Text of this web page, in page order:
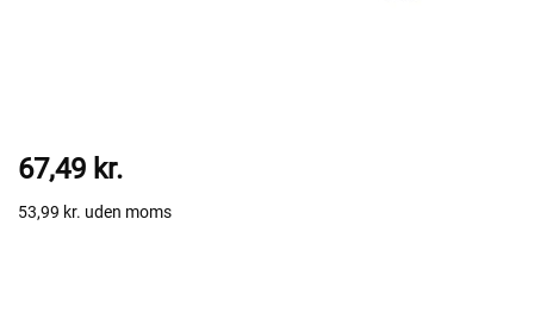
67,49 kr.
53,99 kr. uden moms